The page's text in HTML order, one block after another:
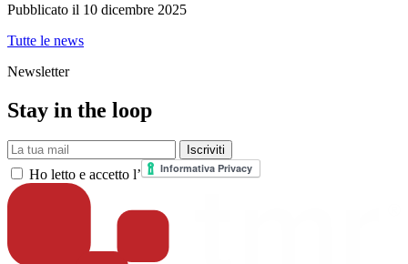
Pubblicato il 10 dicembre 2025
Tutte le news
Newsletter
Stay in the loop
La tua mail Iscriviti
Ho letto e accetto l’